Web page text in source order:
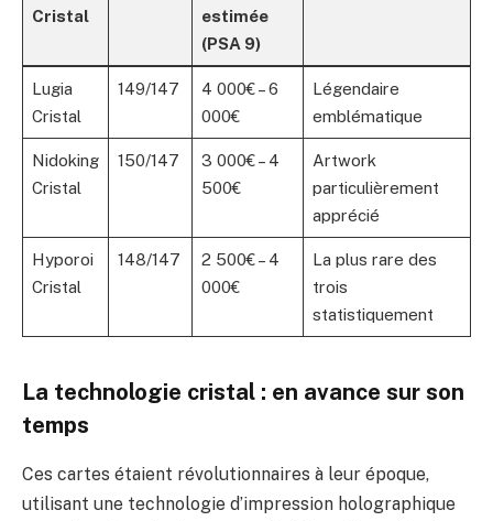
Cristal
estimée
(PSA 9)
Lugia
Cristal
149/147
4 000€ – 6
000€
Légendaire
emblématique
Nidoking
Cristal
150/147
3 000€ – 4
500€
Artwork
particulièrement
apprécié
Hyporoi
Cristal
148/147
2 500€ – 4
000€
La plus rare des
trois
statistiquement
La technologie cristal : en avance sur son
temps
Ces cartes étaient révolutionnaires à leur époque,
utilisant une technologie d’impression holographique